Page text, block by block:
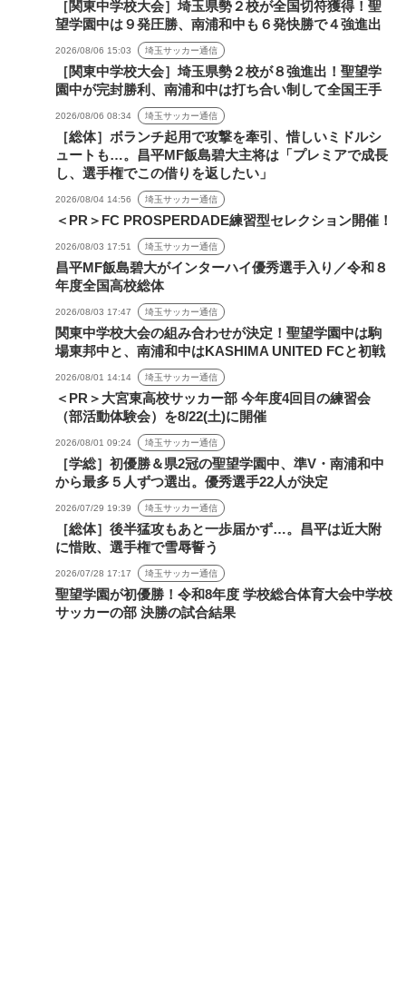
［関東中学校大会］埼玉県勢２校が全国切符獲得！聖
望学園中は９発圧勝、南浦和中も６発快勝で４強進出
2026/08/06 15:03 埼玉サッカー通信
［関東中学校大会］埼玉県勢２校が８強進出！聖望学
園中が完封勝利、南浦和中は打ち合い制して全国王手
2026/08/06 08:34 埼玉サッカー通信
［総体］ボランチ起用で攻撃を牽引、惜しいミドルシ
ュートも…。昌平MF飯島碧大主将は「プレミアで成長
し、選手権でこの借りを返したい」
2026/08/04 14:56 埼玉サッカー通信
＜PR＞FC PROSPERDADE練習型セレクション開催！
2026/08/03 17:51 埼玉サッカー通信
昌平MF飯島碧大がインターハイ優秀選手入り／令和８
年度全国高校総体
2026/08/03 17:47 埼玉サッカー通信
関東中学校大会の組み合わせが決定！聖望学園中は駒
場東邦中と、南浦和中はKASHIMA UNITED FCと初戦
2026/08/01 14:14 埼玉サッカー通信
＜PR＞大宮東高校サッカー部 今年度4回目の練習会
（部活動体験会）を8/22(土)に開催
2026/08/01 09:24 埼玉サッカー通信
［学総］初優勝＆県2冠の聖望学園中、準V・南浦和中
から最多５人ずつ選出。優秀選手22人が決定
2026/07/29 19:39 埼玉サッカー通信
［総体］後半猛攻もあと一歩届かず…。昌平は近大附
に惜敗、選手権で雪辱誓う
2026/07/28 17:17 埼玉サッカー通信
聖望学園が初優勝！令和8年度 学校総合体育大会中学校
サッカーの部 決勝の試合結果